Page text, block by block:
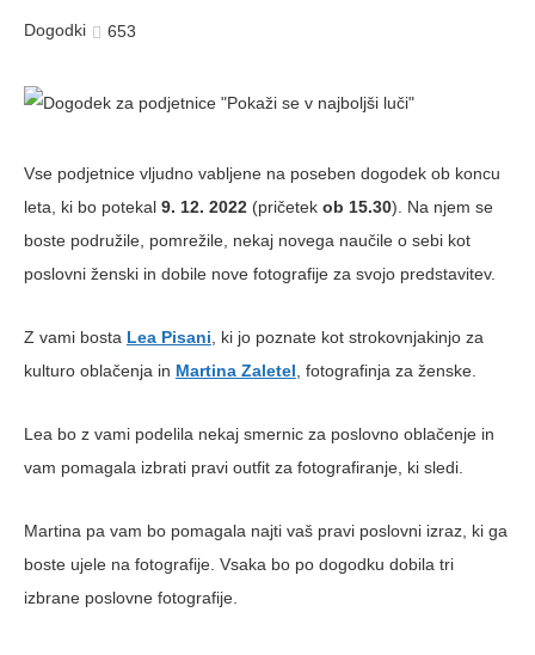
Dogodki 653
Vse podjetnice vljudno vabljene na poseben dogodek ob koncu
leta, ki bo potekal9. 12. 2022 (pričetek ob 15.30). Na njem se
boste podružile, pomrežile, nekaj novega naučile o sebi kot
poslovni ženski in dobile nove fotografije za svojo predstavitev.
Z vami bosta Lea Pisani , ki jo poznate kot strokovnjakinjo za
kulturo oblačenja in Martina Zaletel , fotografinja za ženske.
Lea bo z vami podelila nekaj smernic za poslovno oblačenje in
vam pomagala izbrati pravi outfit za fotografiranje, ki sledi.
Martina pa vam bo pomagala najti vaš pravi poslovni izraz, ki ga
boste ujele na fotografije. Vsaka bo po dogodku dobila tri
izbrane poslovne fotografije.